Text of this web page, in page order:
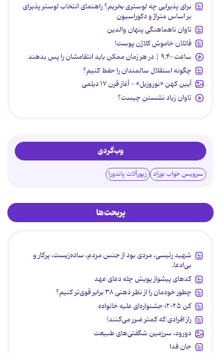
برای پذیرایی چه لوستری بخریم؟ راهنمای انتخاب لوستر پذیرای
بر اساس متراژ و دکوراسیون
تاوان ناهماهنگی پنهان والدین
قاتلان خاموش کلاژن پوست!
ساعت ۹:۴۰ | در هر زمان ممکن باید انتقامشان را پس بدهند
چگونه استقلال سالمندان را حفظ کنیم؟
آیین کهن «نوروزبل» - آغاز قرن ۱۷ دیلمی
تاوان زیاد نشستن چیست؟
وب‌گردی
سرویس خواب نوزاد زیورآلات پاندورا
پربحث‌ها
شهید رئیسی، مردی بود از جنس مردم، ساده‌زیست، پرکار و
بی‌ادعا.
کدهای پیشواز پویش چله دعای عهد
چطور خودمان را از نظر ذهنی ۳۸ برابر قوی‌تر کنیم؟
کن ۲۰۲۵؛ جشنواره‌ای علیه خانواده
راز افرادی که کمتر ضرر می‌کنند!
دورود، سرزمین شگفتی‌های طبیعت
جان فدا